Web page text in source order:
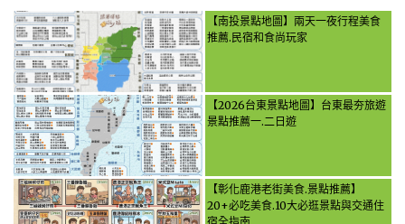
【南投景點地圖】兩天一夜行程美食
推薦.民宿和食尚玩家
【2026台東景點地圖】台東最夯旅遊
景點推薦一.二日遊
【彰化鹿港老街美食.景點推薦】
20+必吃美食.10大必逛景點與交通住